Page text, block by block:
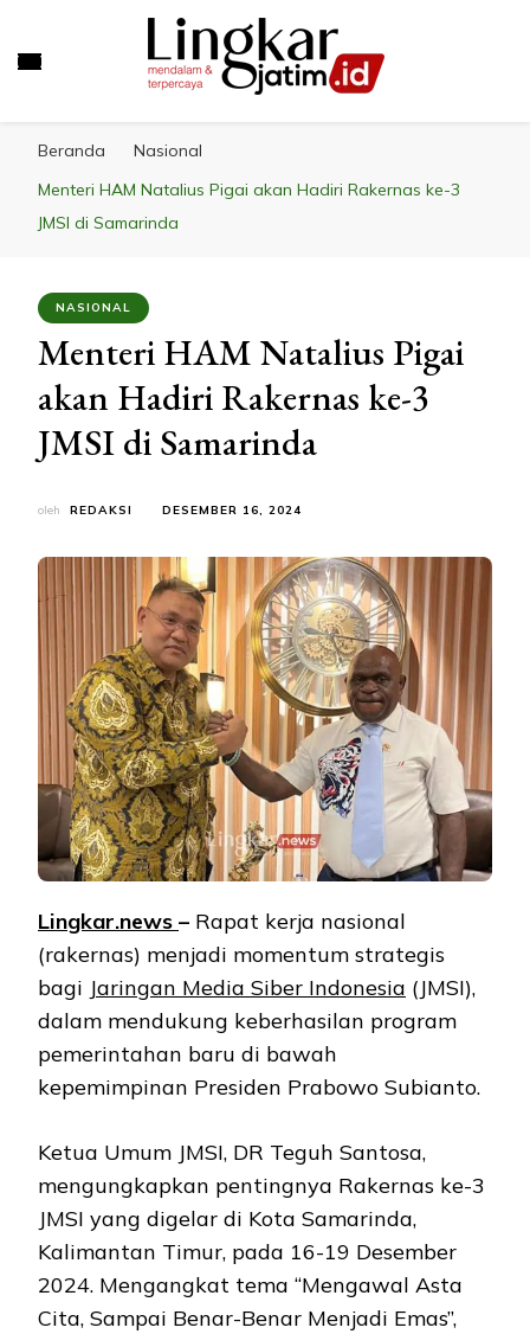
Beranda
Nasional
Menteri HAM Natalius Pigai akan Hadiri Rakernas ke-3
JMSI di Samarinda
NASIONAL
Menteri HAM Natalius Pigai
akan Hadiri Rakernas ke-3
JMSI di Samarinda
oleh REDAKSI DESEMBER 16, 2024
Lingkar.news – Rapat kerja nasional
(rakernas) menjadi momentum strategis
bagi Jaringan Media Siber Indonesia (JMSI),
dalam mendukung keberhasilan program
pemerintahan baru di bawah
kepemimpinan Presiden Prabowo Subianto.
Ketua Umum JMSI, DR Teguh Santosa,
mengungkapkan pentingnya Rakernas ke-3
JMSI yang digelar di Kota Samarinda,
Kalimantan Timur, pada 16-19 Desember
2024. Mengangkat tema “Mengawal Asta
Cita, Sampai Benar-Benar Menjadi Emas”,